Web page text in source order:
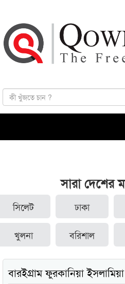
সারা দেশের
সিলেট ঢাকা
খুলনা বরিশাল
বারইগ্রাম ফুরকানিয়া